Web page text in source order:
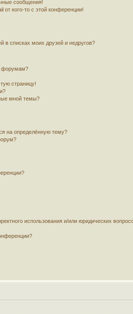
сообщения!
от кого-то с этой конференции!
в списках моих друзей и недругов?
форумам?
страницу!
мной темы?
на определённую тему?
использования и/или юридических